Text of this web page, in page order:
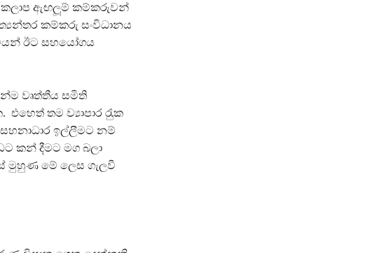
කලාප ඇඟලූම් කම්කරුවන්
කම්කරු සංවිධානය
ඊට සහයෝගය
වෘත්තීය සමිති
තම ව්‍යාපාර රැුක
ඉල්ලීමට නම්
කන් දීමට මග බලා
මුහුණ මේ ලෙස ගැලවී